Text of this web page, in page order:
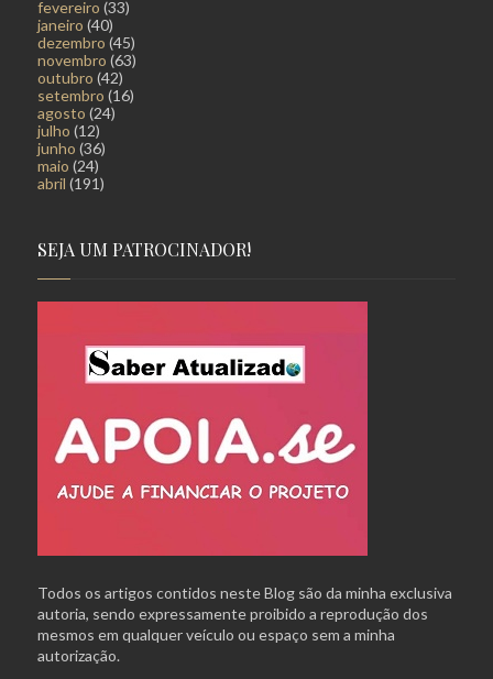
fevereiro (33)
janeiro (40)
dezembro (45)
novembro (63)
outubro (42)
setembro (16)
agosto (24)
julho (12)
junho (36)
maio (24)
abril (191)
SEJA UM PATROCINADOR!
Todos os artigos contidos neste Blog são da minha exclusiva
autoria, sendo expressamente proibido a reprodução dos
mesmos em qualquer veículo ou espaço sem a minha
autorização.